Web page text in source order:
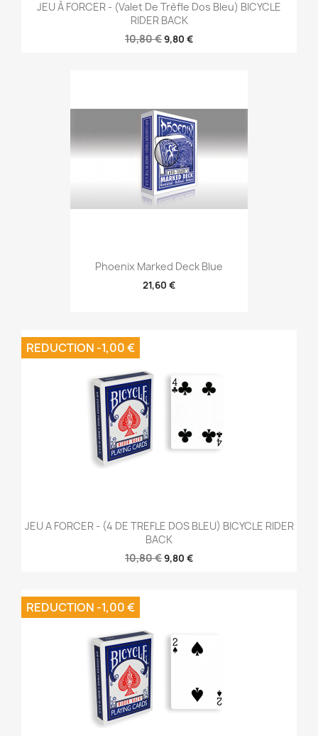
JEU À FORCER - (Valet De Trèfle Dos Bleu) BICYCLE
RIDER BACK
10,80 €9,80 €
Phoenix Marked Deck Blue
21,60 €
JEU A FORCER - (4 DE TREFLE DOS BLEU) BICYCLE RIDER
BACK
10,80 €9,80 €
REDUCTION -1,00 €
REDUCTION -1,00 €